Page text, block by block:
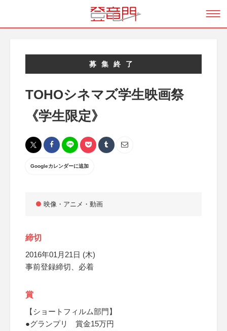
募集終了
TOHOシネマズ学生映画祭
《学生限定》
Googleカレンダーに追加
映像・アニメ・動画
締切
2016年01月21日 (木)
事前登録締切、必着
賞
【ショートフィルム部門】
●グランプリ 賞金15万円